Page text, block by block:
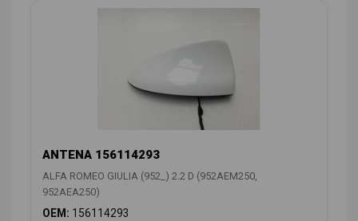
ANTENA 156114293
ALFA ROMEO GIULIA (952_) 2.2 D (952AEM250,
952AEA250)
OEM: 156114293